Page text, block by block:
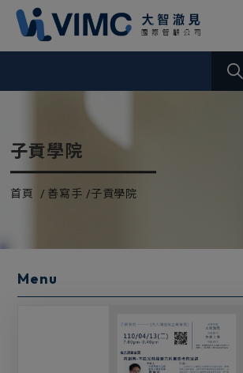
子貢學院
首頁 善寫手 子貢學院
Cookie管理面板